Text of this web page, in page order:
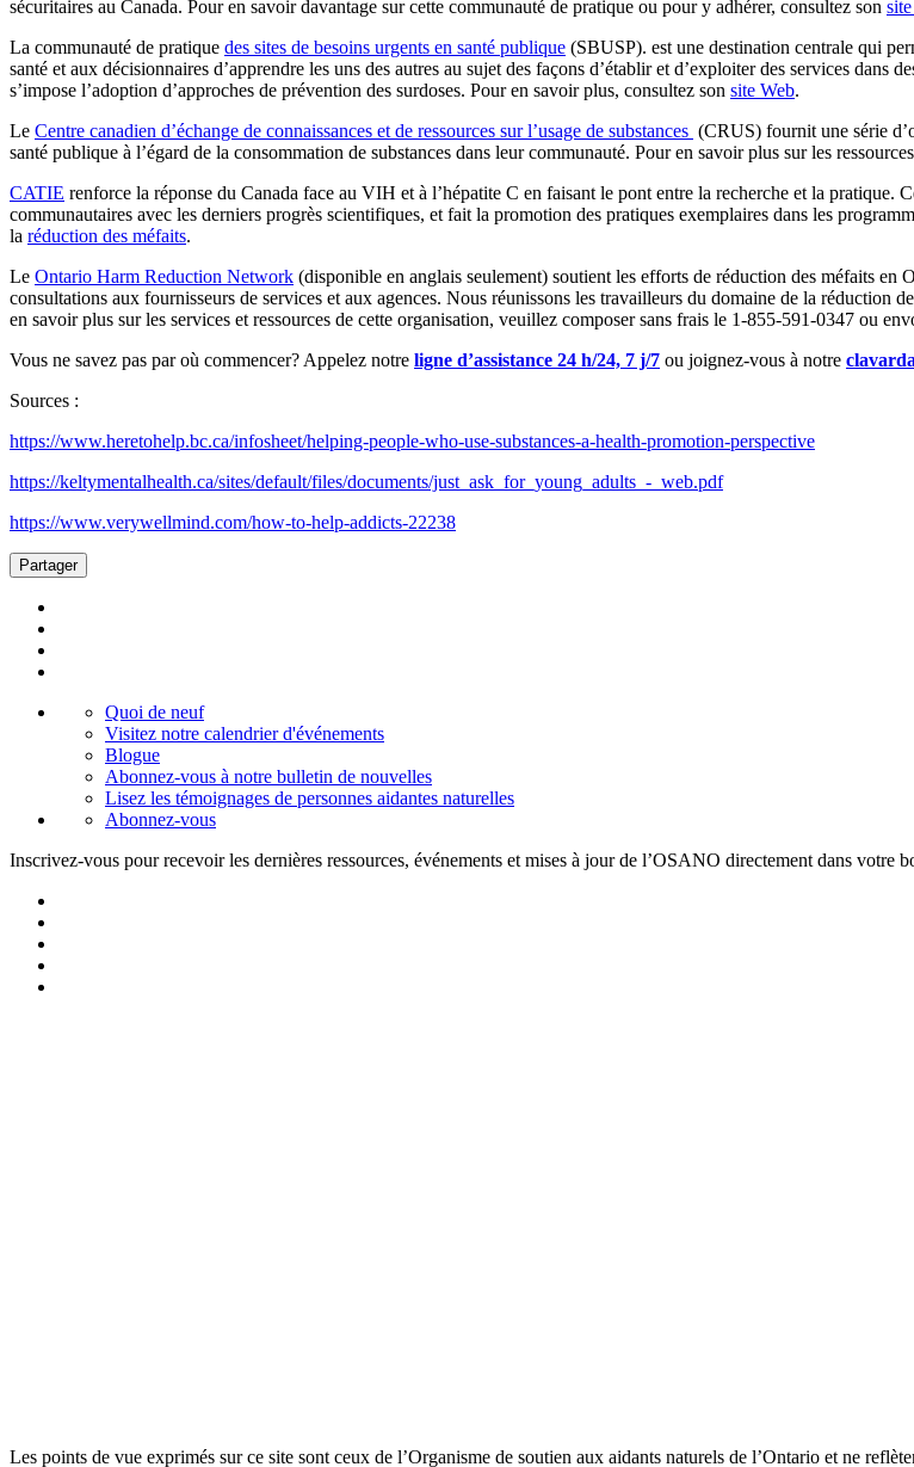
sécuritaires au Canada. Pour en savoir davantage sur cette communauté de pratique ou pour y adhérer, consultez son
La communauté de pratique des sites de besoins urgents en santé publique (SBUSP). est une destination centrale qui
santé et aux décisionnaires d’apprendre les uns des autres au sujet des façons d’établir et d’exploiter des services dans
s’impose l’adoption d’approches de prévention des surdoses. Pour en savoir plus, consultez son site Web.
Le Centre canadien d’échange de connaissances et de ressources sur l’usage de substances (CRUS) fournit une série
santé publique à l’égard de la consommation de substances dans leur communauté. Pour en savoir plus sur les
CATIE renforce la réponse du Canada face au VIH et à l’hépatite C en faisant le pont entre la recherche et la pratique.
communautaires avec les derniers progrès scientifiques, et fait la promotion des pratiques exemplaires dans les
la réduction des méfaits.
Le Ontario Harm Reduction Network (disponible en anglais seulement) soutient les efforts de réduction des méfaits en
consultations aux fournisseurs de services et aux agences. Nous réunissons les travailleurs du domaine de la réduction
en savoir plus sur les services et ressources de cette organisation, veuillez composer sans frais le 1-855-591-0347 ou
Vous ne savez pas par où commencer? Appelez notre ligne d’assistance 24 h/24, 7 j/7 ou joignez-vous à notre
Sources :
https://www.heretohelp.bc.ca/infosheet/helping-people-who-use-substances-a-health-promotion-perspective
https://keltymentalhealth.ca/sites/default/files/documents/just_ask_for_young_adults_-_web.pdf
https://www.verywellmind.com/how-to-help-addicts-22238
Partager
Quoi de neuf
Visitez notre calendrier d'événements
Blogue
Abonnez-vous à notre bulletin de nouvelles
Lisez les témoignages de personnes aidantes naturelles
Abonnez-vous
Inscrivez-vous pour recevoir les dernières ressources, événements et mises à jour de l’OSANO directement dans votre
Les points de vue exprimés sur ce site sont ceux de l’Organisme de soutien aux aidants naturels de l’Ontario et ne